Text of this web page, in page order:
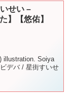
せい –
】【悠佑】
illustration. Soiya
デバ / 星街すいせ